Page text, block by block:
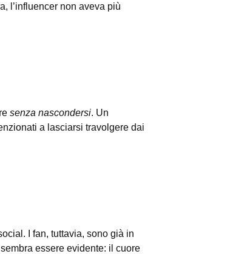
l’influencer non aveva più
senza nascondersi. Un
a lasciarsi travolgere dai
I fan, tuttavia, sono già in
essere evidente: il cuore